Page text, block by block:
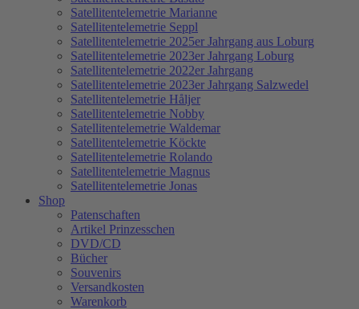
Satellitentelemetrie Marianne
Satellitentelemetrie Seppl
Satellitentelemetrie 2025er Jahrgang aus Loburg
Satellitentelemetrie 2023er Jahrgang Loburg
Satellitentelemetrie 2022er Jahrgang
Satellitentelemetrie 2023er Jahrgang Salzwedel
Satellitentelemetrie Håljer
Satellitentelemetrie Nobby
Satellitentelemetrie Waldemar
Satellitentelemetrie Köckte
Satellitentelemetrie Rolando
Satellitentelemetrie Magnus
Satellitentelemetrie Jonas
Shop
Patenschaften
Artikel Prinzesschen
DVD/CD
Bücher
Souvenirs
Versandkosten
Warenkorb